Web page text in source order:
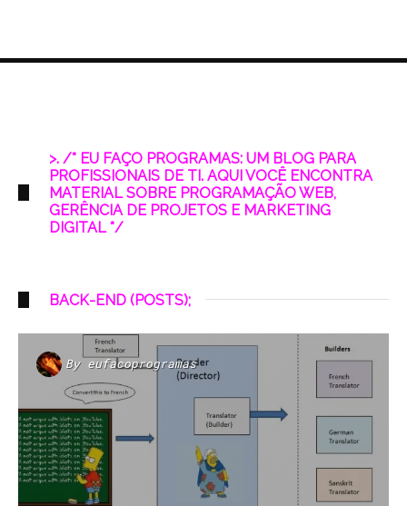
>. /* EU FAÇO PROGRAMAS: UM BLOG PARA
PROFISSIONAIS DE TI. AQUI VOCÊ ENCONTRA
MATERIAL SOBRE PROGRAMAÇÃO WEB,
GERÊNCIA DE PROJETOS E MARKETING
DIGITAL */
BACK-END (POSTS);
By eufacoprogramas